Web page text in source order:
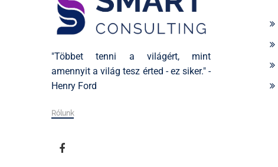
"Többet tenni a világért, mint
amennyit a világ tesz érted - ez siker." -
Henry Ford
Rólunk